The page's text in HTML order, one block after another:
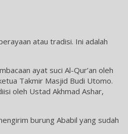
atau tradisi. Ini adalah
ayat suci Al-Qur’an oleh
Takmir Masjid Budi Utomo.
oleh Ustad Akhmad Ashar,
burung Ababil yang sudah